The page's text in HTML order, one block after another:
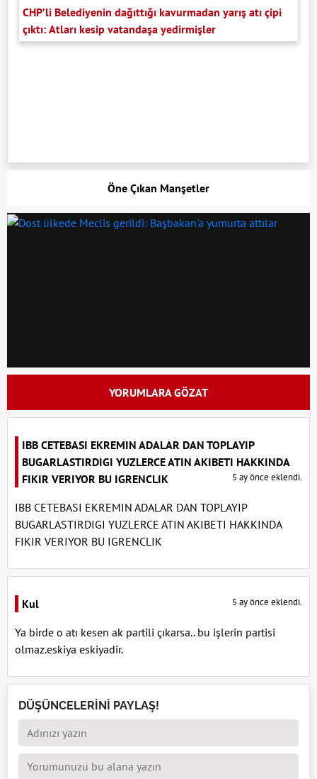
CHP’li Belediyenin dağıttığı kavurmadan yarış atı çipi
çıktı: Atları kesip vatandaşa yedirmişler
Öne Çıkan Manşetler
YORUMLARA GÖZAT
IBB CETEBASI EKREMIN ADALAR DAN TOPLAYIP
BUGARLASTIRDIGI YUZLERCE ATIN AKIBETI HAKKINDA
FIKIR VERIYOR BU IGRENCLIK
5 ay önce eklendi.
IBB CETEBASI EKREMIN ADALAR DAN TOPLAYIP
BUGARLASTIRDIGI YUZLERCE ATIN AKIBETI HAKKINDA
FIKIR VERIYOR BU IGRENCLIK
Kul 5 ay önce eklendi.
Ya birde o atı kesen ak partili çıkarsa.. bu işlerin partisi
olmaz.eskiya eskiyadir.
DÜŞÜNCELERİNİ PAYLAŞ!